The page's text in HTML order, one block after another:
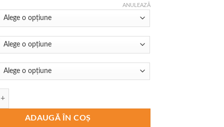
75,00 lei
ANULEAZĂ
Stomatolog Never Wrong
ADAUGĂ ÎN COȘ